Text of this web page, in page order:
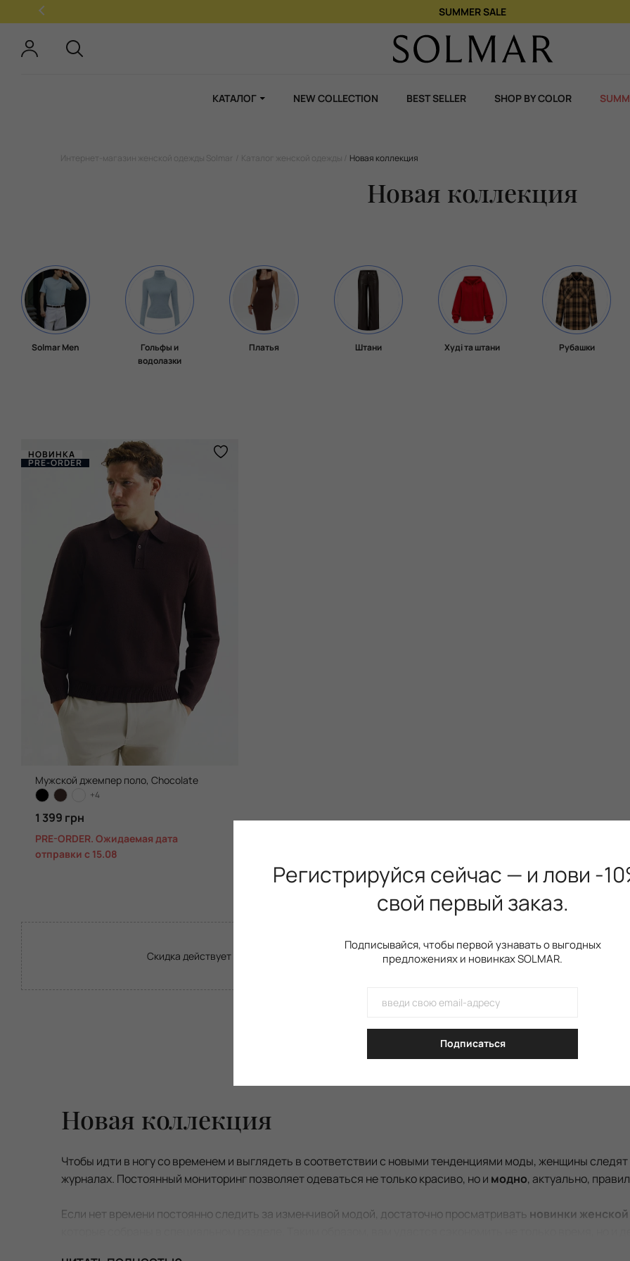
SUMMER SALE
КАТАЛОГ NEW COLLECTION BEST SELLER SHOP BY COLOR
Интернет-магазин женской одежды Solmar Каталог женской одежды Новая коллекция
Новая коллекция
Solmar Men
Гольфы и
водолазки
Платья Штани Худі та штани Рубашки
НОВИНКА
PRE-ORDER
Мужской джемпер поло, Chocolate
+4
1 399 грн
PRE-ORDER. Ожидаемая дата
отправки с 15.08
Скидка действует с 23.07 по 13.08 на весь товар интернет-магазина на всей территории Украины,
Новая коллекция
Чтобы идти в ногу со временем и выглядеть в соответствии с новыми тенденциями моды, женщины
журналах. Постоянный мониторинг позволяет одеваться не только красиво, но и модно, актуально,
Если нет времени постоянно следить за изменчивой модой, достаточно просматривать новинки
Регистрируйся сейчас — и лови -
свой первый заказ.
Подписывайся, чтобы первой узнавать о выгодных
предложениях и новинках SOLMAR.
Подписаться